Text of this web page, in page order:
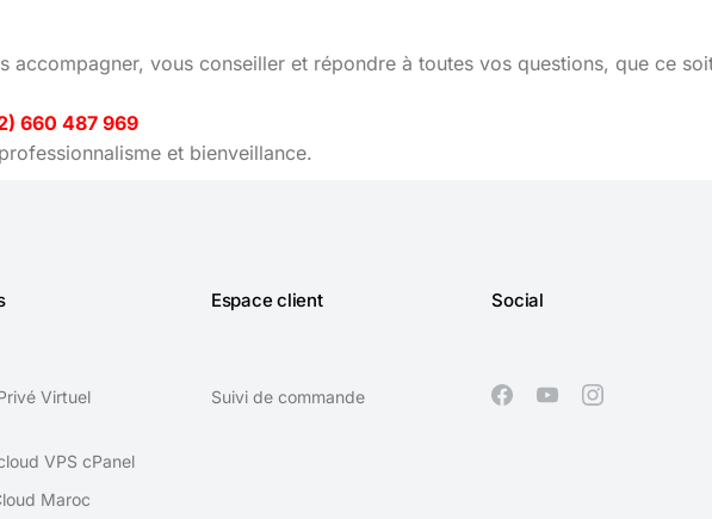
accompagner, vous conseiller et répondre à toutes vos questions, que ce
660 487 969
et bienveillance.
Virtuel
VPS cPanel
Maroc
Espace client
Suivi de commande
Social